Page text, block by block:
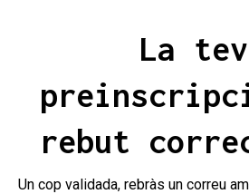
La
rebut
Un cop validada, rebràs un correu